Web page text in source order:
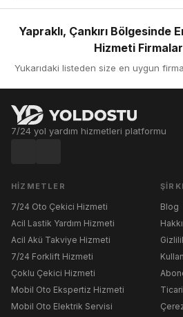
Yapraklı, Çankırı Bölgesinde
Hizmeti
Yukarıdaki listeden size en uygun
7/24 yol yardım hizmetleri platformu
HIZMETLER
7/24 Oto Çekici Hizmeti
Acil Lastik Yardım Hizmeti
Acil Akü Takviye Hizmeti
7/24 Forklift Hizmeti
Çoklu Çekici Hizmeti
Mobil Oto Ekspertiz Hizmeti
Mobil Oto Elektrik Servisi
Blog